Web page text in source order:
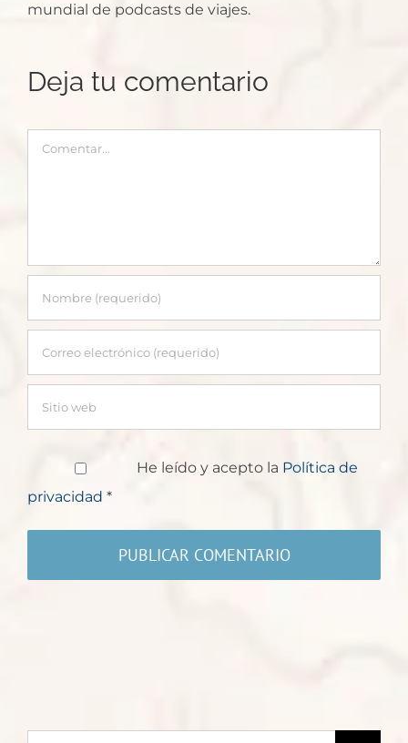
mundial de podcasts de viajes.
Deja tu comentario
Comentar
He leído y acepto la Política de
privacidad *